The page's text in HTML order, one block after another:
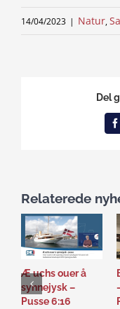
14/04/2023 | Natur,
Del
Relaterede
Æ uchs ouer å
synnejysk –
Pusse 6:16